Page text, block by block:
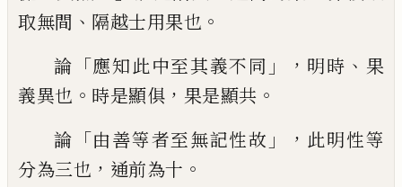
取無間 、 隔越士用果也 。
論 「應知此中至其義不同 」， 明時 、 果
義異也 。 時是顯俱 ， 果是顯共 。
論 「由善等者至無記性故 」， 此明性等
分為三也 ， 通前為十 。